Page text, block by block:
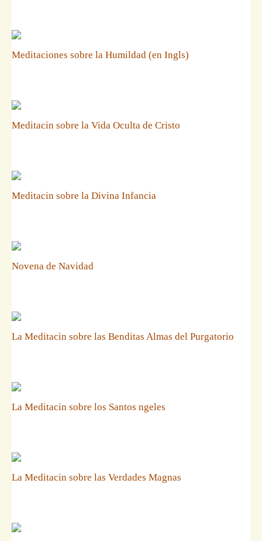
Meditaciones sobre la Humildad (en Ingls)
Meditacin sobre la Vida Oculta de Cristo
Meditacin sobre la Divina Infancia
Novena de Navidad
La Meditacin sobre las Benditas Almas del Purgatorio
La Meditacin sobre los Santos ngeles
La Meditacin sobre las Verdades Magnas